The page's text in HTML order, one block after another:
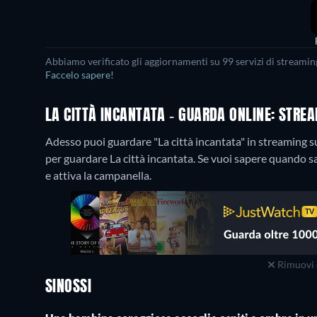
Abbiamo verificato gli aggiornamenti su 99 servizi di
Faccelo sapere!
LA CITTÀ INCANTATA - GUARDA ONLINE:
Adesso puoi guardare "La città incantata" in streaming
per guardare La città incantata. Se vuoi sapere
e attiva la campanella.
Rimuovi
SINOSSI